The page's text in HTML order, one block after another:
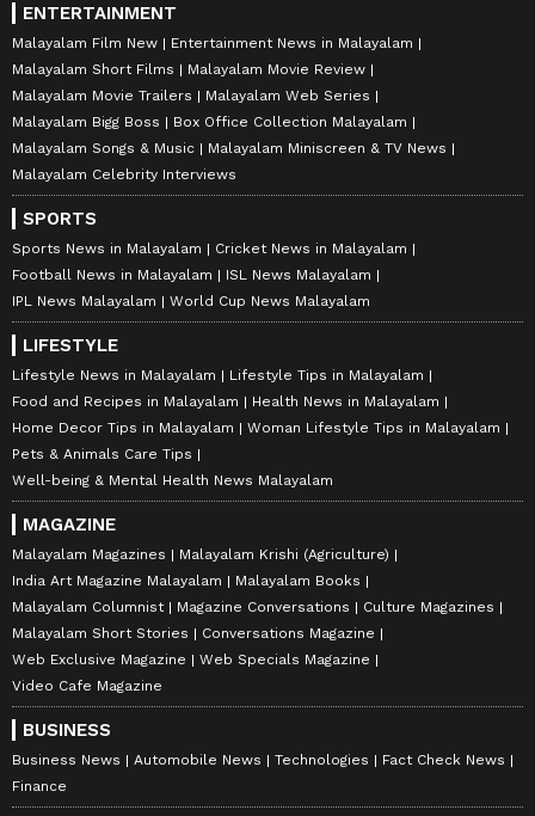
ENTERTAINMENT
Malayalam Film New
Entertainment News in Malayalam
Malayalam Short Films
Malayalam Movie Review
Malayalam Movie Trailers
Malayalam Web Series
Malayalam Bigg Boss
Box Office Collection Malayalam
Malayalam Songs & Music
Malayalam Miniscreen & TV News
Malayalam Celebrity Interviews
SPORTS
Sports News in Malayalam
Cricket News in Malayalam
Football News in Malayalam
ISL News Malayalam
IPL News Malayalam
World Cup News Malayalam
LIFESTYLE
Lifestyle News in Malayalam
Lifestyle Tips in Malayalam
Food and Recipes in Malayalam
Health News in Malayalam
Home Decor Tips in Malayalam
Woman Lifestyle Tips in Malayalam
Pets & Animals Care Tips
Well-being & Mental Health News Malayalam
MAGAZINE
Malayalam Magazines
Malayalam Krishi (Agriculture)
India Art Magazine Malayalam
Malayalam Books
Malayalam Columnist
Magazine Conversations
Culture Magazines
Malayalam Short Stories
Conversations Magazine
Web Exclusive Magazine
Web Specials Magazine
Video Cafe Magazine
BUSINESS
Business News Automobile News Technologies
Fact Check News
Finance